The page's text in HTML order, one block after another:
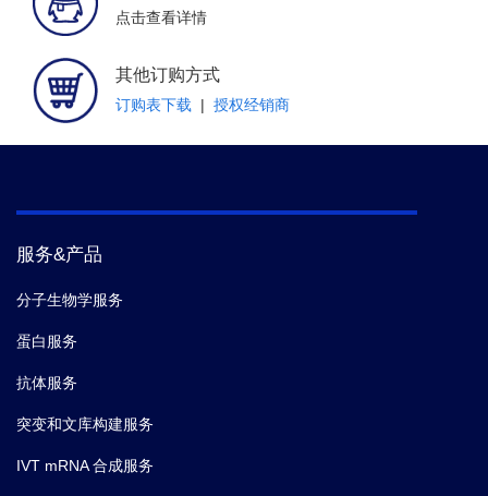
点击查看详情
其他订购方式
订购表下载 | 授权经销商
服务&产品
分子生物学服务
蛋白服务
抗体服务
突变和文库构建服务
IVT mRNA 合成服务